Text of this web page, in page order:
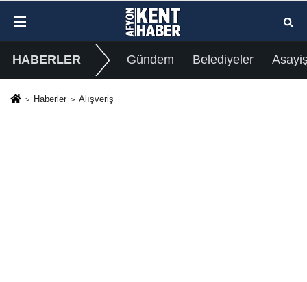
HABERLER Gündem Belediyeler
Haberler Alışveriş